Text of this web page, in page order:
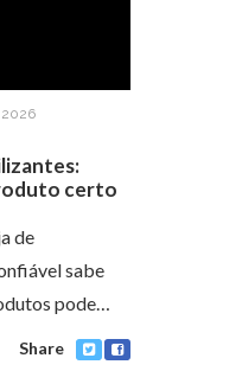
2026
certo
de
sabe
pode…
Share